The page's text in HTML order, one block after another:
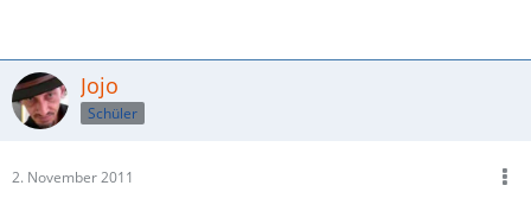
Jojo
Schüler
2. November 2011